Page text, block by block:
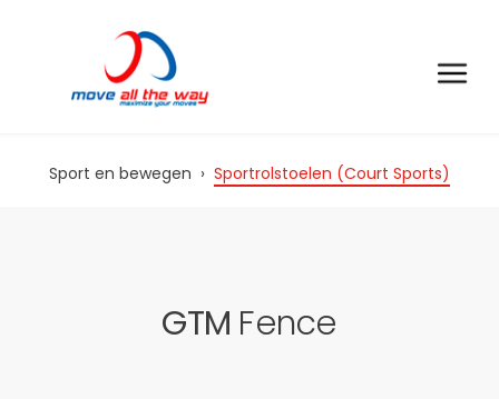
Sport en bewegen › Sportrolstoelen (Court Sports)
GTM Fence